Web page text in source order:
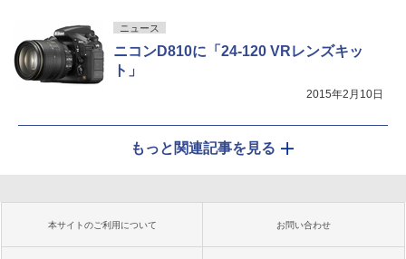
ニュース
ニコンD810に「24-120 VRレンズキッ
ト」
2015年2月10日
もっと関連記事を見る
本サイトのご利用について お問い合わせ